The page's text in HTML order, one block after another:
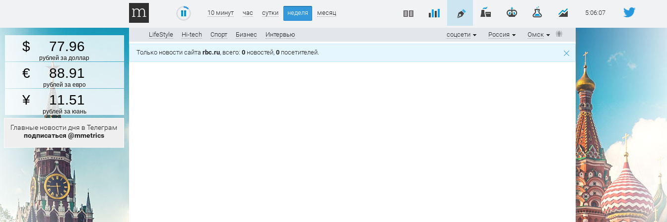
77.96
рублей за доллар
88.91
рублей за евро
11.51
рублей за юань
Главные новости дня в Телеграм
подписаться @mmetrics
5:06:07
10 минут час сутки неделя месяц
LifeStyle Hi-tech Спорт Бизнес Интервью Омск
Россия
соцсети
Только новости сайта rbc.ru, всего: 0 новостей, 0 посетителей.